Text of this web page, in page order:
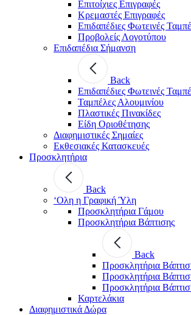
Επιτοίχιες Επιγραφές
Κρεμαστές Επιγραφές
Επιδαπέδιες Φωτεινές
Προβολείς Λογοτύπου
Επιδαπέδια Σήμανση
Back
Επιδαπέδιες Φωτεινές
Ταμπέλες Αλουμινίου
Πλαστικές Πινακίδες
Είδη Οριοθέτησης
Διαφημιστικές Σημαίες
Εκθεσιακές Κατασκευές
Προσκλητήρια
Back
‘Ολη η Γραφική Ύλη
Προσκλητήρια Γάμου
Προσκλητήρια Βάπτισης
Back
Προσκλητήρια
Προσκλητήρια
Προσκλητήρια
Καρτελάκια
Διαφημιστικά Δώρα